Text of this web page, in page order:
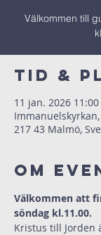
Välkommen till
Tid &
11 jan. 2026
217 43 Malmö,
Om
Välkommen att
söndag kl.11.00.
Kristus till Jorden